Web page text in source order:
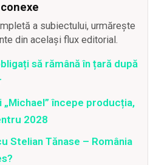
a subiectului, urmărește
din același flux editorial.
să rămână în țară după
începe producția,
2028
Stelian Tănase – România